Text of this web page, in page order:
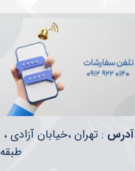
​​آدرس
طبقه 2 واحد 25